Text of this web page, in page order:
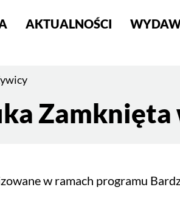
AKTUALNOŚCI
Zamknięta
w ramach programu